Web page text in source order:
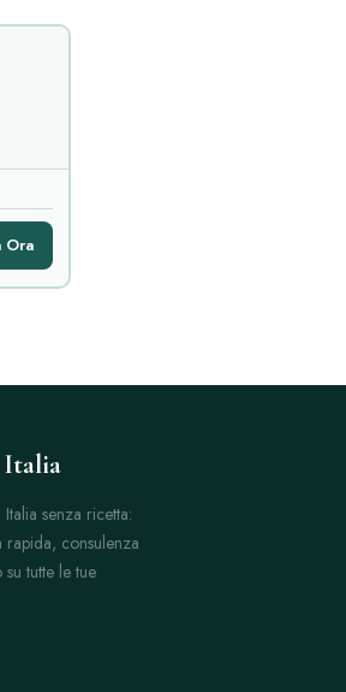
Ora
Italia
senza ricetta:
consulenza
tutte le tue